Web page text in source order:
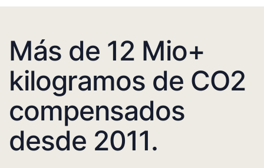
Más de 12 Mio+
kilogramos de CO2
compensados
desde 2011.